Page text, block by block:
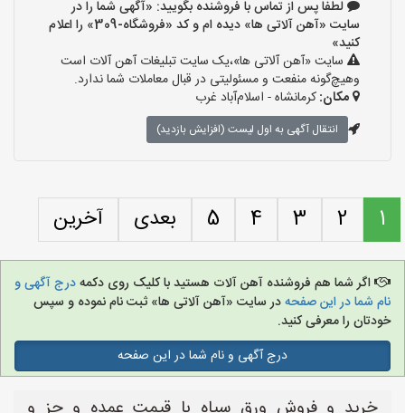
لطفا پس از تماس با فروشنده بگویید: «آگهی شما را در
سایت «آهن آلاتی ها» دیده ام و کد «فروشگاه-309» را اعلام
کنید»
سایت «آهن آلاتی ها»،یک سایت تبلیغات آهن آلات است
وهیچ‌گونه منفعت و مسئولیتی در قبال معاملات شما ندارد.
مکان:کرمانشاه - اسلام‌آباد غرب
انتقال آگهی به اول لیست (افزایش بازدید)
1
2
3
4
5 بعدی آخرین
اگر شما هم فروشنده آهن آلات هستید با کلیک روی دکمهدرج آگهی و
نام شما در این صفحهدر سایت «آهن آلاتی ها» ثبت نام نموده و سپس
خودتان را معرفی کنید.
درج آگهی و نام شما در این صفحه